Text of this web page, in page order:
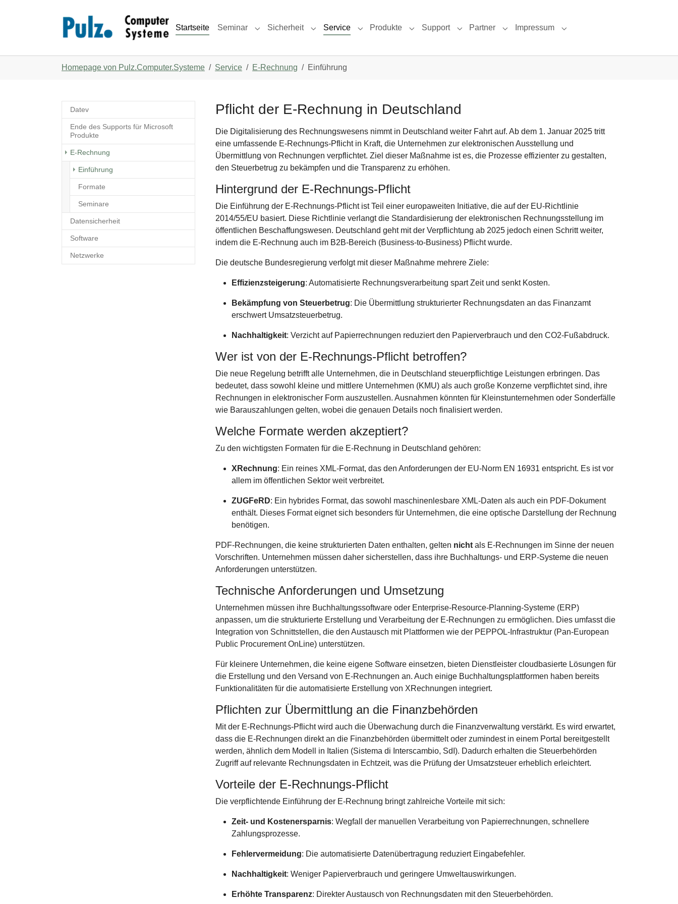
Startseite Seminar
Submenu for "Seminar"
Sicherheit
Submenu for "Sicherheit"
Service
Submenu for "Service"
Produkte
Submenu for "Produkte"
Support
Submenu for "Support"
Partner
Submenu for "Partner"
Impressum
Submenu for "Impressum"
Homepage von Pulz.Computer.Systeme Service E-Rechnung Einführung
Pflicht der E-Rechnung in Deutschland
Die Digitalisierung des Rechnungswesens nimmt in Deutschland weiter Fahrt auf. Ab dem 1. Januar 2025 tritt
eine umfassende E-Rechnungs-Pflicht in Kraft, die Unternehmen zur elektronischen Ausstellung und
Übermittlung von Rechnungen verpflichtet. Ziel dieser Maßnahme ist es, die Prozesse effizienter zu gestalten,
den Steuerbetrug zu bekämpfen und die Transparenz zu erhöhen.
Hintergrund der E-Rechnungs-Pflicht
Die Einführung der E-Rechnungs-Pflicht ist Teil einer europaweiten Initiative, die auf der EU-Richtlinie
2014/55/EU basiert. Diese Richtlinie verlangt die Standardisierung der elektronischen Rechnungsstellung im
öffentlichen Beschaffungswesen. Deutschland geht mit der Verpflichtung ab 2025 jedoch einen Schritt weiter,
indem die E-Rechnung auch im B2B-Bereich (Business-to-Business) Pflicht wurde.
Die deutsche Bundesregierung verfolgt mit dieser Maßnahme mehrere Ziele:
Effizienzsteigerung: Automatisierte Rechnungsverarbeitung spart Zeit und senkt Kosten.
Bekämpfung von Steuerbetrug: Die Übermittlung strukturierter Rechnungsdaten an das Finanzamt
erschwert Umsatzsteuerbetrug.
Nachhaltigkeit: Verzicht auf Papierrechnungen reduziert den Papierverbrauch und den CO2-Fußabdruck.
Wer ist von der E-Rechnungs-Pflicht betroffen?
Die neue Regelung betrifft alle Unternehmen, die in Deutschland steuerpflichtige Leistungen erbringen. Das
bedeutet, dass sowohl kleine und mittlere Unternehmen (KMU) als auch große Konzerne verpflichtet sind, ihre
Rechnungen in elektronischer Form auszustellen. Ausnahmen könnten für Kleinstunternehmen oder Sonderfälle
wie Barauszahlungen gelten, wobei die genauen Details noch finalisiert werden.
Welche Formate werden akzeptiert?
Zu den wichtigsten Formaten für die E-Rechnung in Deutschland gehören:
XRechnung: Ein reines XML-Format, das den Anforderungen der EU-Norm EN 16931 entspricht. Es ist vor
allem im öffentlichen Sektor weit verbreitet.
ZUGFeRD: Ein hybrides Format, das sowohl maschinenlesbare XML-Daten als auch ein PDF-Dokument
enthält. Dieses Format eignet sich besonders für Unternehmen, die eine optische Darstellung der Rechnung
benötigen.
PDF-Rechnungen, die keine strukturierten Daten enthalten, gelten nicht als E-Rechnungen im Sinne der neuen
Vorschriften. Unternehmen müssen daher sicherstellen, dass ihre Buchhaltungs- und ERP-Systeme die neuen
Anforderungen unterstützen.
Technische Anforderungen und Umsetzung
Unternehmen müssen ihre Buchhaltungssoftware oder Enterprise-Resource-Planning-Systeme (ERP)
anpassen, um die strukturierte Erstellung und Verarbeitung der E-Rechnungen zu ermöglichen. Dies umfasst die
Integration von Schnittstellen, die den Austausch mit Plattformen wie der PEPPOL-Infrastruktur (Pan-European
Public Procurement OnLine) unterstützen.
Für kleinere Unternehmen, die keine eigene Software einsetzen, bieten Dienstleister cloudbasierte Lösungen für
die Erstellung und den Versand von E-Rechnungen an. Auch einige Buchhaltungsplattformen haben bereits
Funktionalitäten für die automatisierte Erstellung von XRechnungen integriert.
Pflichten zur Übermittlung an die Finanzbehörden
Mit der E-Rechnungs-Pflicht wird auch die Überwachung durch die Finanzverwaltung verstärkt. Es wird erwartet,
dass die E-Rechnungen direkt an die Finanzbehörden übermittelt oder zumindest in einem Portal bereitgestellt
werden, ähnlich dem Modell in Italien (Sistema di Interscambio, SdI). Dadurch erhalten die Steuerbehörden
Zugriff auf relevante Rechnungsdaten in Echtzeit, was die Prüfung der Umsatzsteuer erheblich erleichtert.
Vorteile der E-Rechnungs-Pflicht
Die verpflichtende Einführung der E-Rechnung bringt zahlreiche Vorteile mit sich:
Zeit- und Kostenersparnis: Wegfall der manuellen Verarbeitung von Papierrechnungen, schnellere
Zahlungsprozesse.
Fehlervermeidung: Die automatisierte Datenübertragung reduziert Eingabefehler.
Nachhaltigkeit: Weniger Papierverbrauch und geringere Umweltauswirkungen.
Erhöhte Transparenz: Direkter Austausch von Rechnungsdaten mit den Steuerbehörden.
Datev
Ende des Supports für Microsoft
Produkte
E-Rechnung
Einführung
Formate
Seminare
Datensicherheit
Software
Netzwerke